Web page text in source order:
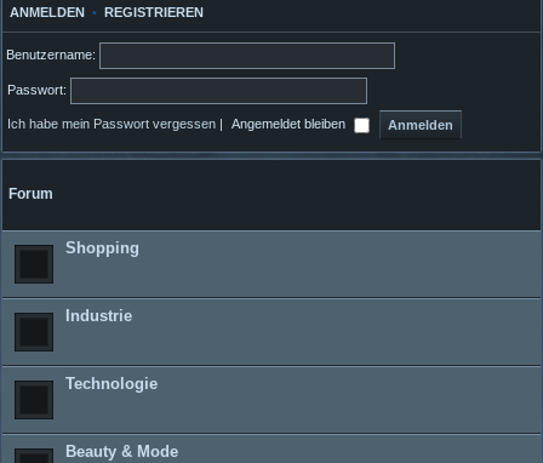
ANMELDEN • REGISTRIEREN
Benutzername:
Passwort:
Ich habe mein Passwort vergessen | Angemeldet bleiben
Forum
Shopping
Industrie
Technologie
Beauty & Mode